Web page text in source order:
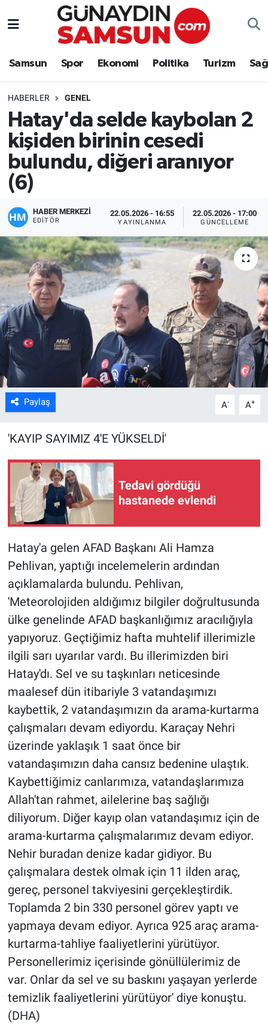
Samsun Spor Ekonomi Politika Turizm
HABERLER GENEL
Hatay'da selde kaybolan 2
kişiden birinin cesedi
bulundu, diğeri aranıyor
(6)
HABER MERKEZİ
EDITÖR
22.05.2026 - 16:55
YAYINLANMA
22.05.2026 - 17:00
GÜNCELLEME
Paylaş A- A+
'KAYIP SAYIMIZ 4'E YÜKSELDİ'
Tedavi gördüğü
hastanede evlendi
Hatay'a gelen AFAD Başkanı Ali Hamza
Pehlivan, yaptığı incelemelerin ardından
açıklamalarda bulundu. Pehlivan,
'Meteorolojiden aldığımız bilgiler doğrultusunda
ülke genelinde AFAD başkanlığımız aracılığıyla
yapıyoruz. Geçtiğimiz hafta muhtelif illerimizle
ilgili sarı uyarılar vardı. Bu illerimizden biri
Hatay'dı. Sel ve su taşkınları neticesinde
maalesef dün itibariyle 3 vatandaşımızı
kaybettik, 2 vatandaşımızın da arama-kurtarma
çalışmaları devam ediyordu. Karaçay Nehri
üzerinde yaklaşık 1 saat önce bir
vatandaşımızın daha cansız bedenine ulaştık.
Kaybettiğimiz canlarımıza, vatandaşlarımıza
Allah'tan rahmet, ailelerine baş sağlığı
diliyorum. Diğer kayıp olan vatandaşımız için de
arama-kurtarma çalışmalarımız devam ediyor.
Nehir buradan denize kadar gidiyor. Bu
çalışmalara destek olmak için 11 ilden araç,
gereç, personel takviyesini gerçekleştirdik.
Toplamda 2 bin 330 personel görev yaptı ve
yapmaya devam ediyor. Ayrıca 925 araç arama-
kurtarma-tahliye faaliyetlerini yürütüyor.
Personellerimiz içerisinde gönüllülerimiz de
var. Onlar da sel ve su baskını yaşayan yerlerde
temizlik faaliyetlerini yürütüyor' diye konuştu.
(DHA)
Samsun
Politika
Turizm
Yaşam
Kültür Sanat
Bilim ve Teknoloji
Genel
Nöbetçi Eczaneler
Süper Lig Puan Durumu ve Fikstür
Tüm Manşetler